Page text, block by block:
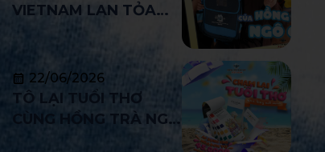
VIETNAM LAN TỎA
22/06/2026
TÔ LẠI TUỔI THƠ
CÙNG HỒNG TRÀ NGÔ